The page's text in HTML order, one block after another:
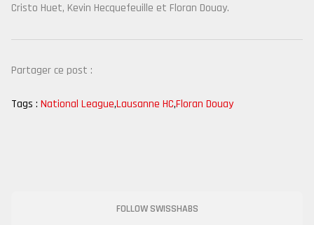
Cristo Huet, Kevin Hecquefeuille et Floran Douay.
Partager ce post :
Tags : National League,Lausanne HC,Floran Douay
FOLLOW SWISSHABS